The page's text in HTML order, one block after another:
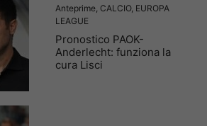
Anteprime CALCIO, EUROPA
LEAGUE
Pronostico PAOK-
Anderlecht: funziona la
cura Lisci